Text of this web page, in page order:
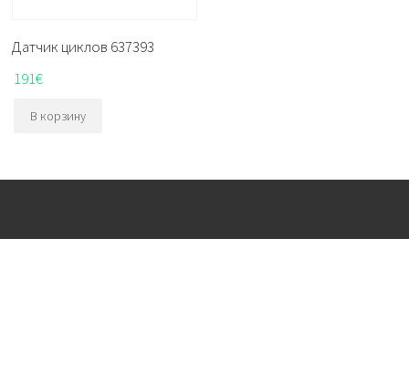
Датчик циклов 637393
191€
В корзину